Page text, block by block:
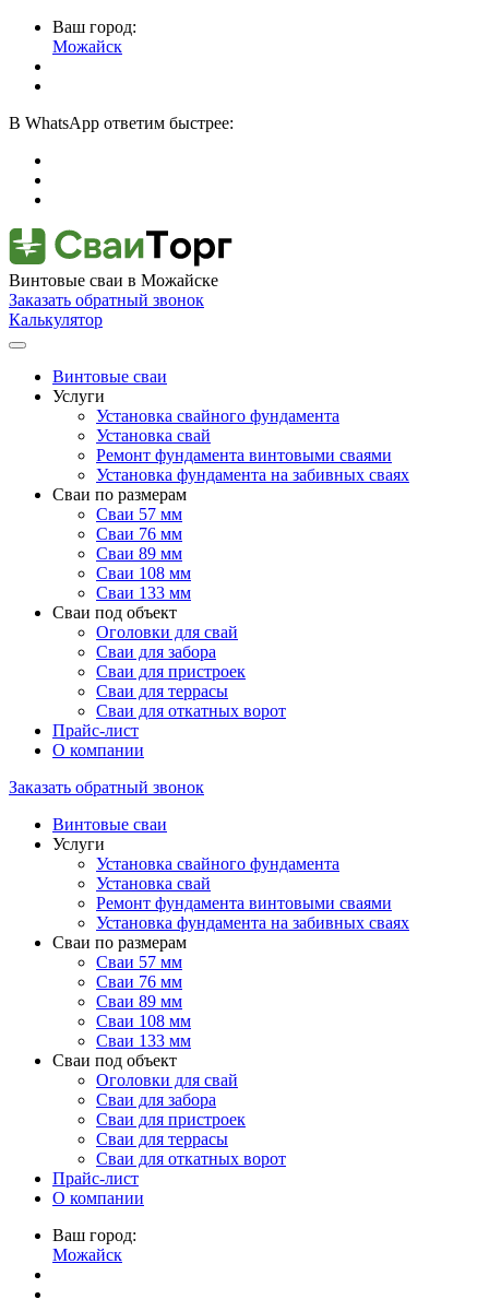
Ваш город:
Можайск
В WhatsApp ответим быстрее:
Винтовые сваи в Можайске
Заказать обратный звонок
Калькулятор
Винтовые сваи
Услуги
Установка свайного фундамента
Установка свай
Ремонт фундамента винтовыми сваями
Установка фундамента на забивных сваях
Сваи по размерам
Сваи 57 мм
Сваи 76 мм
Сваи 89 мм
Сваи 108 мм
Сваи 133 мм
Сваи под объект
Оголовки для свай
Сваи для забора
Сваи для пристроек
Сваи для террасы
Сваи для откатных ворот
Прайс-лист
О компании
Заказать обратный звонок
Винтовые сваи
Услуги
Установка свайного фундамента
Установка свай
Ремонт фундамента винтовыми сваями
Установка фундамента на забивных сваях
Сваи по размерам
Сваи 57 мм
Сваи 76 мм
Сваи 89 мм
Сваи 108 мм
Сваи 133 мм
Сваи под объект
Оголовки для свай
Сваи для забора
Сваи для пристроек
Сваи для террасы
Сваи для откатных ворот
Прайс-лист
О компании
Ваш город:
Можайск